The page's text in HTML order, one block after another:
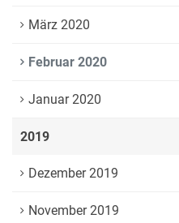
März 2020
Februar 2020
Januar 2020
2019
Dezember 2019
November 2019